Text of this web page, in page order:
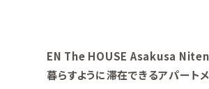
EN The HOUSE Asakusa
暮らすように滞在できるアパート